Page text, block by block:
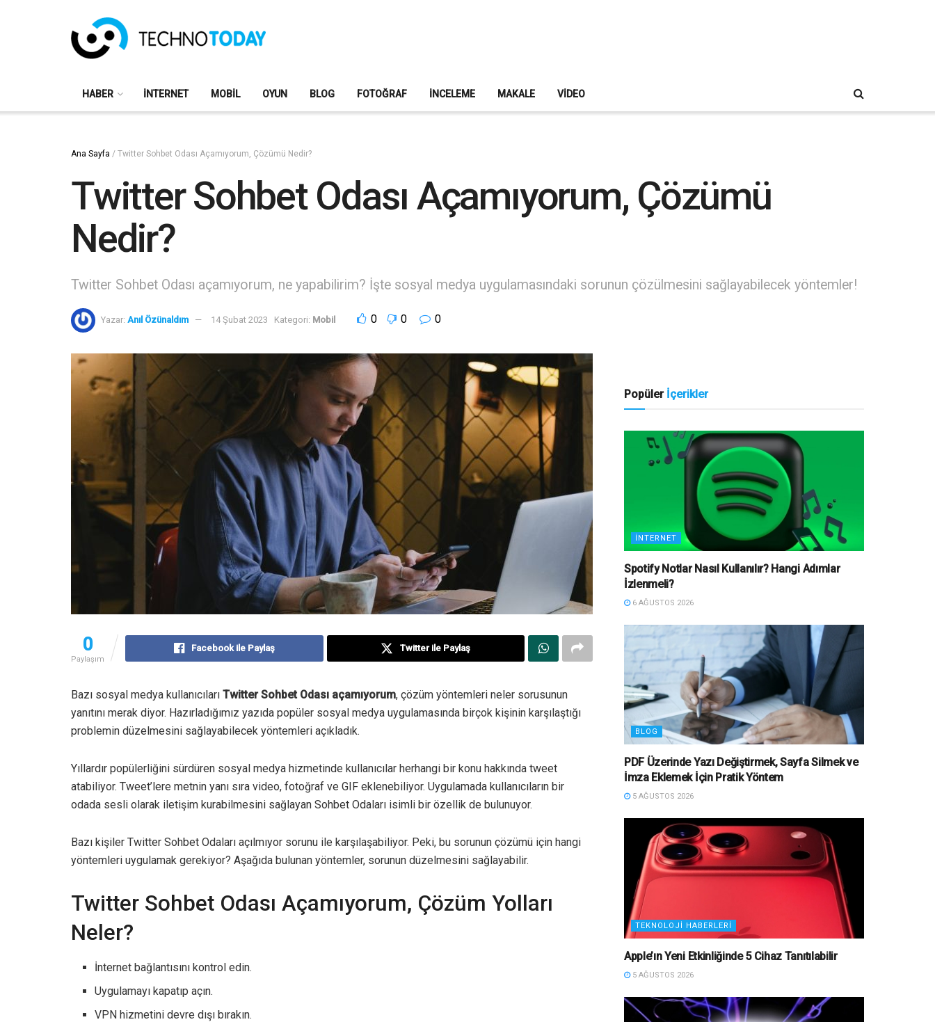
HABER İNTERNET MOBIL OYUN BLOG FOTOĞRAF İNCELEME MAKALE VIDEO
Ana Sayfa / Twitter Sohbet Odası Açamıyorum, Çözümü Nedir?
Twitter Sohbet Odası Açamıyorum, Çözümü
Nedir?
Twitter Sohbet Odası açamıyorum, ne yapabilirim? İşte sosyal medya uygulamasındaki sorunun çözülmesini sağlayabilecek yöntemler!
Yazar: Anıl Özünaldım 14 Şubat 2023 Kategori: Mobil 0 0 0
0
Paylaşım
Facebook ile Paylaş Twitter ile Paylaş
Bazı sosyal medya kullanıcıları Twitter Sohbet Odası açamıyorum, çözüm yöntemleri neler sorusunun
yanıtını merak diyor. Hazırladığımız yazıda popüler sosyal medya uygulamasında birçok kişinin karşılaştığı
problemin düzelmesini sağlayabilecek yöntemleri açıkladık.
Yıllardır popülerliğini sürdüren sosyal medya hizmetinde kullanıcılar herhangi bir konu hakkında tweet
atabiliyor. Tweet’lere metnin yanı sıra video, fotoğraf ve GIF eklenebiliyor. Uygulamada kullanıcıların bir
odada sesli olarak iletişim kurabilmesini sağlayan Sohbet Odaları isimli bir özellik de bulunuyor.
Bazı kişiler Twitter Sohbet Odaları açılmıyor sorunu ile karşılaşabiliyor. Peki, bu sorunun çözümü için hangi
yöntemleri uygulamak gerekiyor? Aşağıda bulunan yöntemler, sorunun düzelmesini sağlayabilir.
Twitter Sohbet Odası Açamıyorum, Çözüm Yolları
Neler?
İnternet bağlantısını kontrol edin.
Uygulamayı kapatıp açın.
VPN hizmetini devre dışı bırakın.
Popüler İçerikler
İNTERNET
Spotify Notlar Nasıl Kullanılır? Hangi Adımlar
İzlenmeli?
6 AĞUSTOS 2026
BLOG
PDF Üzerinde Yazı Değiştirmek, Sayfa Silmek ve
İmza Eklemek İçin Pratik Yöntem
5 AĞUSTOS 2026
TEKNOLOJI HABERLERI
Apple’ın Yeni Etkinliğinde 5 Cihaz Tanıtılabilir
5 AĞUSTOS 2026